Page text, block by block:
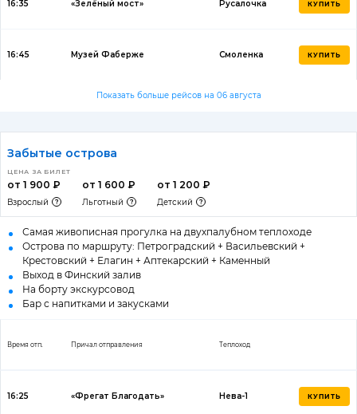
16:35 «Зелёный мост» Русалочка КУПИТЬ
16:45 Музей Фаберже Смоленка КУПИТЬ
Показать больше рейсов на 06 августа
Забытые острова
ЦЕНА ЗА БИЛЕТ
от 1 900 ₽
Взрослый
от 1 600 ₽
Льготный
от 1 200 ₽
Детский
Самая живописная прогулка на двухпалубном теплоходе
Острова по маршруту: Петроградский + Васильевский +
Крестовский + Елагин + Аптекарский + Каменный
Выход в Финский залив
На борту экскурсовод
Бар с напитками и закусками
Время отп. Причал отправления Теплоход
16:25 «Фрегат Благодать» Нева-1 КУПИТЬ